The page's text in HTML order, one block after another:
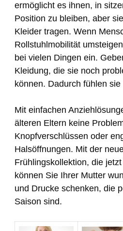
ermöglicht es ihnen, in
Position zu bleiben, aber
Kleider tragen. Wenn
Rollstuhlmobilität
bei vielen Dingen ein.
Kleidung, die sie noch
können. Dadurch fühlen
Mit einfachen
älteren Eltern keine
Knopfverschlüssen oder
Halsöffnungen. Mit der
Frühlingskollektion, die
können Sie Ihrer Mutter
und Drucke schenken, die
Saison sind.